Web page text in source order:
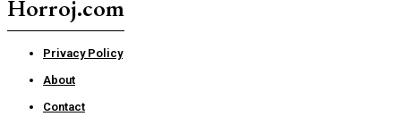
Horroj.com
Privacy Policy
About
Contact